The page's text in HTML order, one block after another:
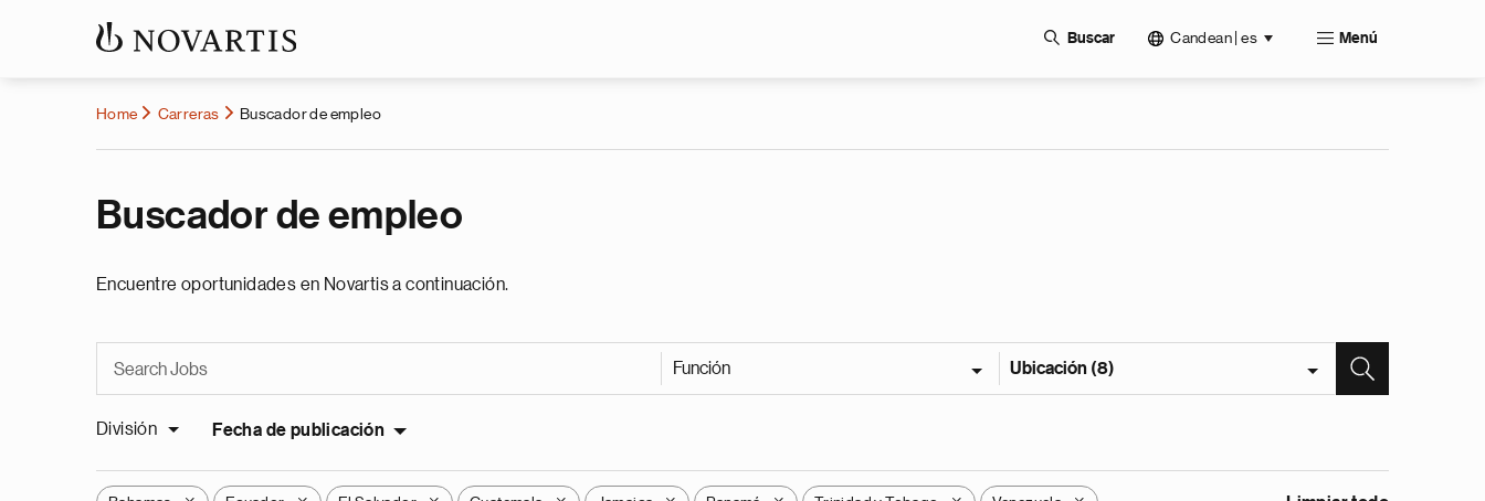
Buscar Candean | es Menú
Home Carreras Buscador de empleo
Buscador de empleo
Encuentre oportunidades en Novartis a continuación.
Función Ubicación (8)
División Fecha de publicación